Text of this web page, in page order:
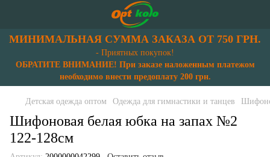
МИНИМАЛЬНАЯ СУММА ЗАКАЗА ОТ 750 ГРН.
- Приятных покупок!
ОБРАТИТЕ ВНИМАНИЕ! При заказе наложенным платежом
необходимо внести предоплату 200 грн.
Детская одежда оптом Одежда для гимнастики и танцев
Шифоновая белая юбка на запах №2
122-128см